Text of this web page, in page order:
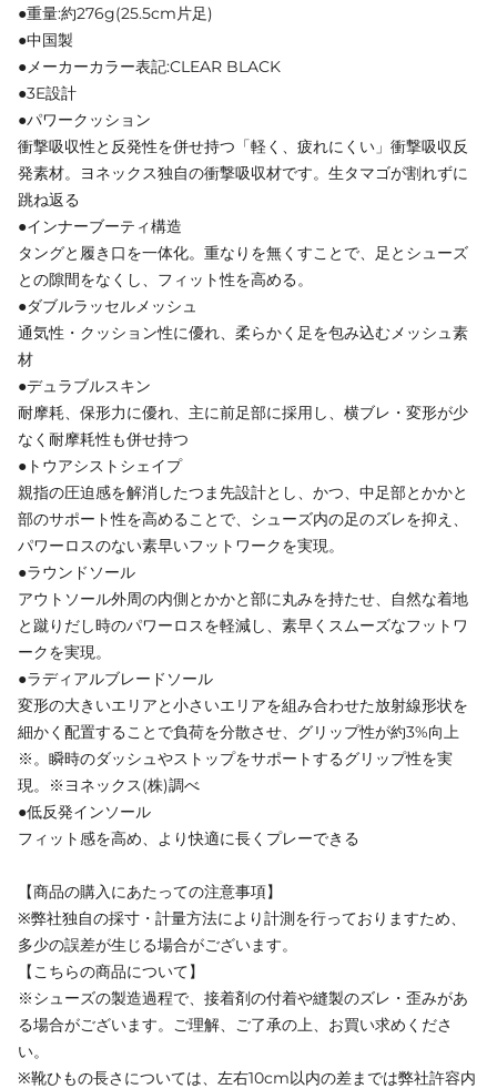
●重量:約276g(25.5cm片足)
●中国製
●メーカーカラー表記:CLEAR BLACK
●3E設計
●パワークッション
衝撃吸収性と反発性を併せ持つ「軽く、疲れにくい」衝撃吸収反
発素材。ヨネックス独自の衝撃吸収材です。生タマゴが割れずに
跳ね返る
●インナーブーティ構造
タングと履き口を一体化。重なりを無くすことで、足とシューズ
との隙間をなくし、フィット性を高める。
●ダブルラッセルメッシュ
通気性・クッション性に優れ、柔らかく足を包み込むメッシュ素
材
●デュラブルスキン
耐摩耗、保形力に優れ、主に前足部に採用し、横ブレ・変形が少
なく耐摩耗性も併せ持つ
●トウアシストシェイプ
親指の圧迫感を解消したつま先設計とし、かつ、中足部とかかと
部のサポート性を高めることで、シューズ内の足のズレを抑え、
パワーロスのない素早いフットワークを実現。
●ラウンドソール
アウトソール外周の内側とかかと部に丸みを持たせ、自然な着地
と蹴りだし時のパワーロスを軽減し、素早くスムーズなフットワ
ークを実現。
●ラディアルブレードソール
変形の大きいエリアと小さいエリアを組み合わせた放射線形状を
細かく配置することで負荷を分散させ、グリップ性が約3%向上
※。瞬時のダッシュやストップをサポートするグリップ性を実
現。※ヨネックス(株)調べ
●低反発インソール
フィット感を高め、より快適に長くプレーできる
【商品の購入にあたっての注意事項】
※弊社独自の採寸・計量方法により計測を行っておりますため、
多少の誤差が生じる場合がございます。
【こちらの商品について】
※シューズの製造過程で、接着剤の付着や縫製のズレ・歪みがあ
る場合がございます。ご理解、ご了承の上、お買い求めくださ
い。
※靴ひもの長さについては、左右10cm以内の差までは弊社許容内